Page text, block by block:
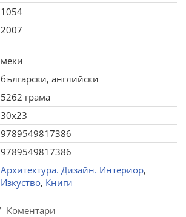
1054
2007
меки
български, английски
5262 грама
30x23
9789549817386
9789549817386
Архитектура. Дизайн. Интериор,
Изкуство, Книги
Коментари